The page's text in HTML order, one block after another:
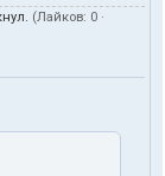
(Лайков: 0 ·